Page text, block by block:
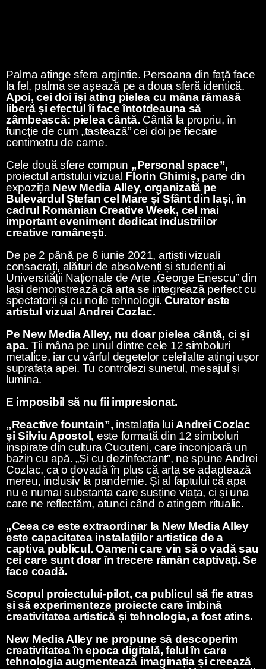
Palma atinge sfera argintie. Persoana din față face
la fel, palma se așează pe a doua sferă identică.
Apoi, cei doi își ating pielea cu mâna rămasă
liberă și efectul îi face întotdeauna să
zâmbească: pielea cântă. Cântă la propriu, în
funcție de cum „tastează” cei doi pe fiecare
centimetru de carne.
Cele două sfere compun „Personal space”,
proiectul artistului vizual Florin Ghimiș, parte din
expoziția New Media Alley, organizată pe
Bulevardul Ștefan cel Mare și Sfânt din Iași, în
cadrul Romanian Creative Week, cel mai
important eveniment dedicat industriilor
creative românești.
De pe 2 până pe 6 iunie 2021, artiștii vizuali
consacrați, alături de absolvenți și studenți ai
Universității Naționale de Arte „George Enescu” din
Iași demonstrează că arta se integrează perfect cu
spectatorii și cu noile tehnologii.Curator este
artistul vizual Andrei Cozlac.
Pe New Media Alley, nu doar pielea cântă, ci și
apa. Ții mâna pe unul dintre cele 12 simboluri
metalice, iar cu vârful degetelor celeilalte atingi ușor
suprafața apei. Tu controlezi sunetul, mesajul și
lumina.
E imposibil să nu fii impresionat.
„Reactive fountain”, instalația lui Andrei Cozlac
și Silviu Apostol, este formată din 12 simboluri
inspirate din cultura Cucuteni, care înconjoară un
bazin cu apă. „Și cu dezinfectant”, ne spune Andrei
Cozlac, ca o dovadă în plus că arta se adaptează
mereu, inclusiv la pandemie. Și al faptului că apa
nu e numai substanța care susține viața, ci și una
care ne reflectăm, atunci când o atingem ritualic.
„Ceea ce este extraordinar la New Media Alley
este capacitatea instalațiilor artistice de a
captiva publicul. Oameni care vin să o vadă sau
cei care sunt doar în trecere rămân captivați. Se
face coadă.
Scopul proiectului-pilot, ca publicul să fie atras
și să experimenteze proiecte care îmbină
creativitatea artistică și tehnologia, a fost atins.
New Media Alley ne propune să descoperim
creativitatea în epoca digitală, felul în care
tehnologia augmentează imaginația și creează